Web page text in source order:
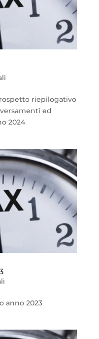
riepilogativo
ed
2024
anno 2023